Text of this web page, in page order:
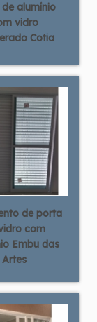
alumínio
vidro
Cotia
de porta
com
Embu das
Artes